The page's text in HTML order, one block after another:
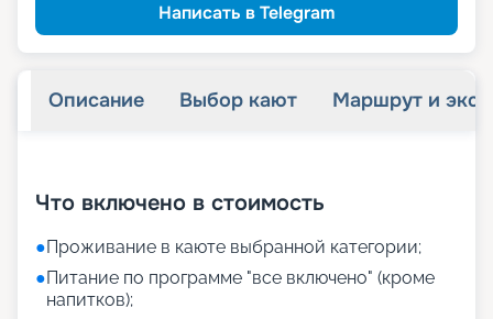
Написать в Telegram
Описание Выбор кают Маршрут и
Что включено в стоимость
●Проживание в каюте выбранной категории;
●Питание по программе "все включено" (кроме
напитков);